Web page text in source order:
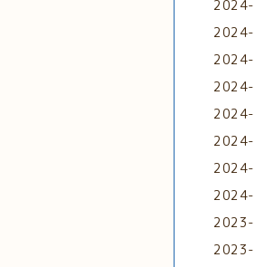
2024-
2024-
2024-
2024-
2024-
2024-
2024-
2024-
2023-
2023-